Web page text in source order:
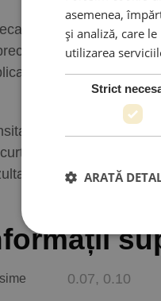
set de extensii
Experienta
finala. O banda
firelor de pe
Aceste extensii
impecabile si
0.07, 0.10
asemenea,
și analiză, care
utilizarea
Strict
ARATĂ